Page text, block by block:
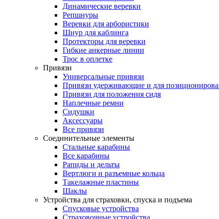
Динамические веревки
Репшнуры
Веревки для арбористики
Шнур для каблинга
Протекторы для веревки
Гибкие анкерные линии
Трос в оплетке
Привязи
Универсальные привязи
Привязи удерживающие и для
Привязи для положения сидя
Наплечные ремни
Сидушки
Аксессуары
Все привязи
Соединительные элементы
Стальные карабины
Все карабины
Рапиды и дельты
Вертлюги и разъемные кольца
Такелажные пластины
Шаклы
Устройства для страховки, спуска и подъема
Спусковые устройства
Страховочные устройства